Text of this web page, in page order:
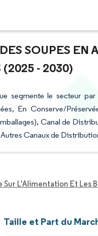
SOUPES EN
(2025 - 2030)
segmente le secteur par
En Conserve/
Canal de
Canaux de
Sur L'Alimentation Et Les
Taille et Part du